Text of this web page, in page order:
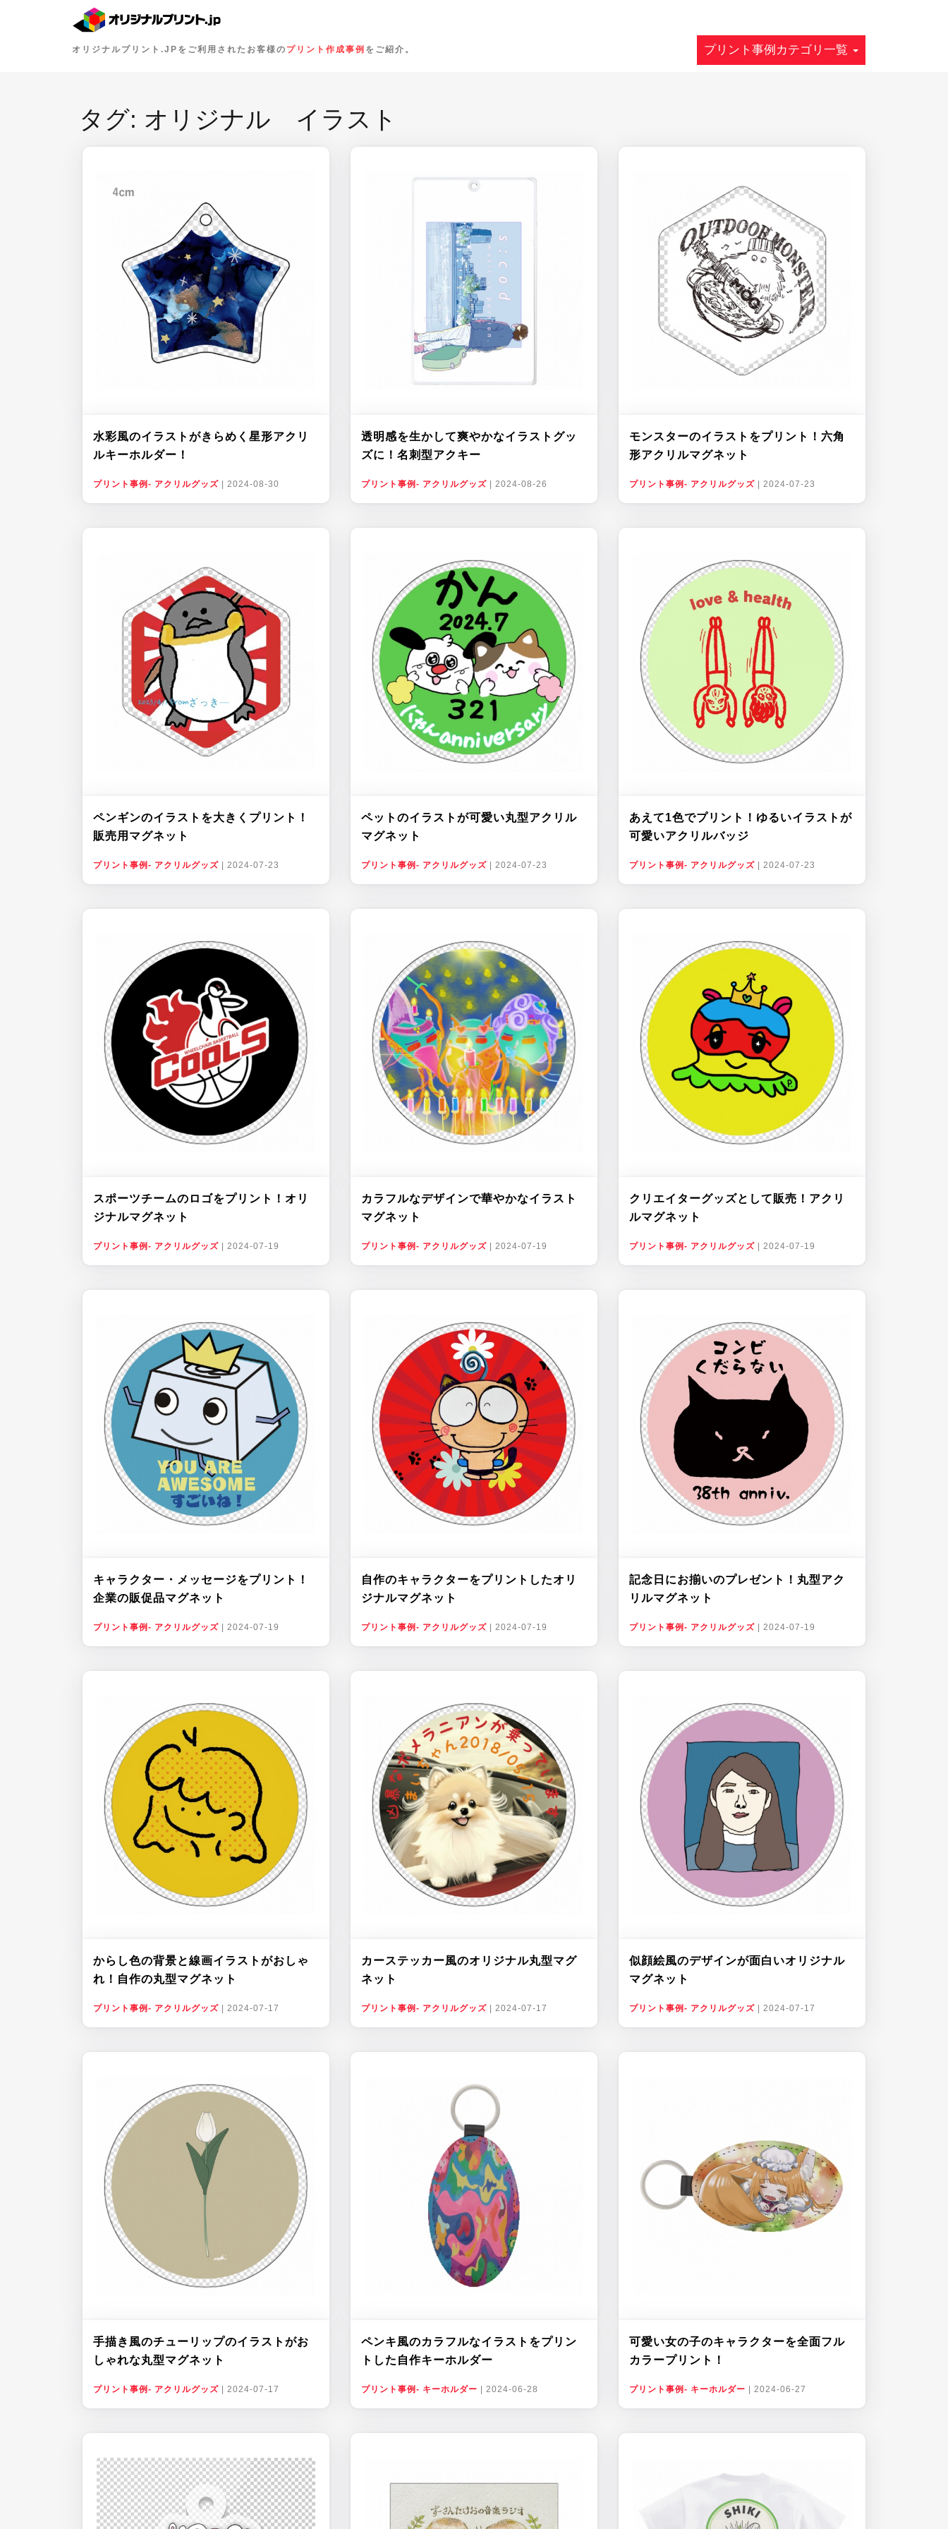
オリジナルプリント.JPをご利用されたお客様の プリント作成事例 をご紹介。 プリント事例カテゴリ一覧
タグ: オリジナル イラスト
水彩風のイラストがきらめく星形アクリ
ルキーホルダー！
プリント事例- アクリルグッズ 2024-08-30
透明感を生かして爽やかなイラストグッ
ズに！名刺型アクキー
プリント事例- アクリルグッズ 2024-08-26
モンスターのイラストをプリント！六角
形アクリルマグネット
プリント事例- アクリルグッズ 2024-07-23
ペンギンのイラストを大きくプリント！
販売用マグネット
プリント事例- アクリルグッズ 2024-07-23
ペットのイラストが可愛い丸型アクリル
マグネット
プリント事例- アクリルグッズ 2024-07-23
あえて1色でプリント！ゆるいイラストが
可愛いアクリルバッジ
プリント事例- アクリルグッズ 2024-07-23
スポーツチームのロゴをプリント！オリ
ジナルマグネット
プリント事例- アクリルグッズ 2024-07-19
カラフルなデザインで華やかなイラスト
マグネット
プリント事例- アクリルグッズ 2024-07-19
クリエイターグッズとして販売！アクリ
ルマグネット
プリント事例- アクリルグッズ 2024-07-19
キャラクター・メッセージをプリント！
企業の販促品マグネット
プリント事例- アクリルグッズ 2024-07-19
自作のキャラクターをプリントしたオリ
ジナルマグネット
プリント事例- アクリルグッズ 2024-07-19
記念日にお揃いのプレゼント！丸型アク
リルマグネット
プリント事例- アクリルグッズ 2024-07-19
からし色の背景と線画イラストがおしゃ
れ！自作の丸型マグネット
プリント事例- アクリルグッズ 2024-07-17
カーステッカー風のオリジナル丸型マグ
ネット
プリント事例- アクリルグッズ 2024-07-17
似顔絵風のデザインが面白いオリジナル
マグネット
プリント事例- アクリルグッズ 2024-07-17
手描き風のチューリップのイラストがお
しゃれな丸型マグネット
プリント事例- アクリルグッズ 2024-07-17
ペンキ風のカラフルなイラストをプリン
トした自作キーホルダー
プリント事例- キーホルダー 2024-06-28
可愛い女の子のキャラクターを全面フル
カラープリント！
プリント事例- キーホルダー 2024-06-27